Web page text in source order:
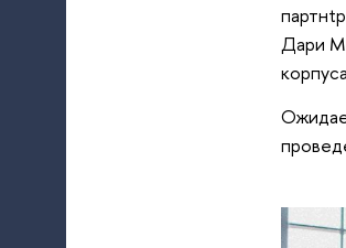
Дари